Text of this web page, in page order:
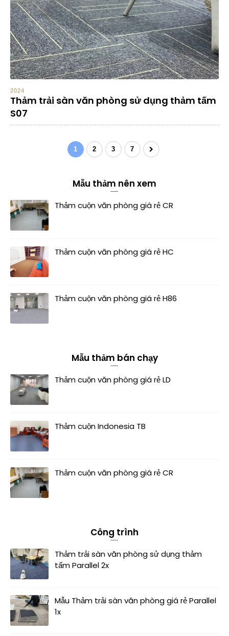
2024
Thảm trải sàn văn phòng sử dụng thảm tấm
S07
1 2 3 7
Mẫu thảm nên xem
Thảm cuộn văn phòng giá rẻ CR
Thảm cuộn văn phòng giá rẻ HC
Thảm cuộn văn phòng giá rẻ H86
Mẫu thảm bán chạy
Thảm cuộn văn phòng giá rẻ LD
Thảm cuộn Indonesia TB
Thảm cuộn văn phòng giá rẻ CR
Công trình
Thảm trải sàn văn phòng sử dụng thảm
tấm Parallel 2x
Mẫu Thảm trải sàn văn phòng giá rẻ Parallel
1x